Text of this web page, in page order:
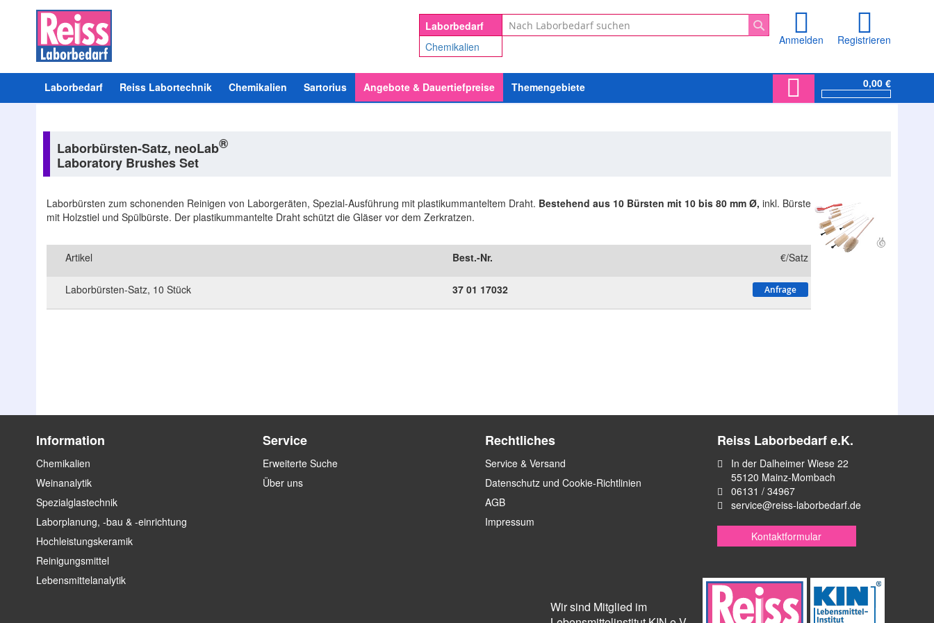
0,00 €
Anmelden Registrieren
Laborbedarf
Chemikalien
Suche
Suche
Laborbedarf Reiss Labortechnik Chemikalien Sartorius Angebote & Dauertiefpreise Themengebiete
Laborbürsten-Satz, neoLab®
Laboratory Brushes Set
Laborbürsten zum schonenden Reinigen von Laborgeräten, Spezial-Ausführung mit plastikummanteltem Draht. Bestehend aus 10 Bürsten mit 10 bis 80 mm Ø, inkl. Bürste
mit Holzstiel und Spülbürste. Der plastikummantelte Draht schützt die Gläser vor dem Zerkratzen.
Artikel Best.-Nr. €/Satz
Laborbürsten-Satz, 10 Stück 37 01 17032 Anfrage
springen
springen
Information
Chemikalien
Weinanalytik
Spezialglastechnik
Laborplanung, -bau & -einrichtung
Hochleistungskeramik
Reinigungsmittel
Lebensmittelanalytik
Service
Erweiterte Suche
Über uns
Rechtliches
Service & Versand
Datenschutz und Cookie-Richtlinien
AGB
Impressum
Reiss Laborbedarf e.K.
In der Dalheimer Wiese 22
55120 Mainz-Mombach
06131 / 34967
service@reiss-laborbedarf.de
Kontaktformular
Wir sind Mitglied im